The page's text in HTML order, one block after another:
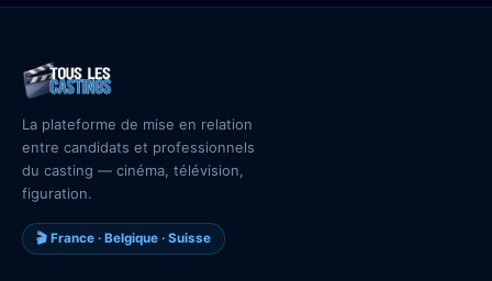
La plateforme de mise en relation
entre candidats et professionnels
du casting — cinéma, télévision,
figuration.
🎬 France · Belgique · Suisse